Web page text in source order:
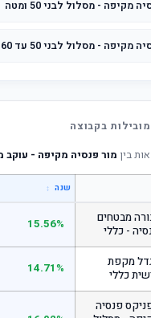
מקיפה - מסלול לבני 50 ומטה
מקיפה - מסלול לבני 50 עד 60
בקבוצה
בין מור פנסיה מקיפה - עוקב
שנה ↕
מבטחים
- כללי
15.56%
מקפת
כללי
14.71%
פנסיה